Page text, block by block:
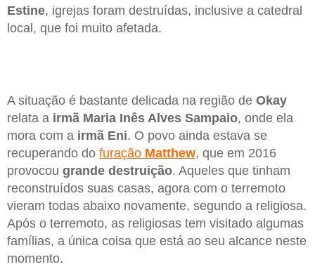
Estine, igrejas foram destruídas, inclusive a catedral
local, que foi muito afetada.
A situação é bastante delicada na região de Okay
relata a irmã Maria Inês Alves Sampaio, onde ela
mora com a irmã Eni. O povo ainda estava se
recuperando do furação Matthew, que em 2016
provocou grande destruição. Aqueles que tinham
reconstruídos suas casas, agora com o terremoto
vieram todas abaixo novamente, segundo a religiosa.
Após o terremoto, as religiosas tem visitado algumas
famílias, a única coisa que está ao seu alcance neste
momento.